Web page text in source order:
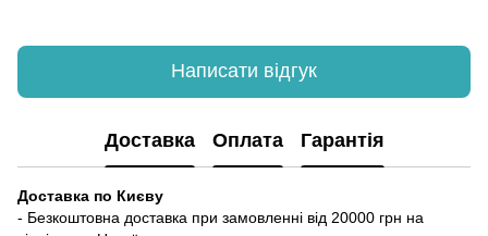
Написати відгук
Доставка Оплата Гарантія
Доставка по Києву
- Безкоштовна доставка при замовленні від 20000 грн на